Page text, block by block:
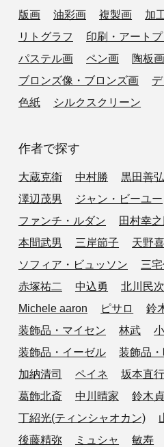
版画
油彩画 複製画 加
リトグラフ
印刷・アートプ
パステル画
ペン画
陶板画
ブロンズ像・ブロンズ画
色紙
シルクスクリーン
作者で探す
大蔵克衛 中村勝 黒田善弘
澤辺茂男
ジャン・ビーユー
ファンチ・ルダン
田村幸
本間武男
三岸節子 天野
ソフィア・ビュッソン
三
赤塚祐二
中込勇 北川民次
Michele aaron
ピサロ
鈴
装飾品・マイセン
林武
装飾品・イーゼル
装飾品
加納清司
ペイネ 坂本直行
葛飾北斎
中川晴家 鈴木
丁紹光(ティンシャオカン)
後藤精弥
ミュシャ 敏寿